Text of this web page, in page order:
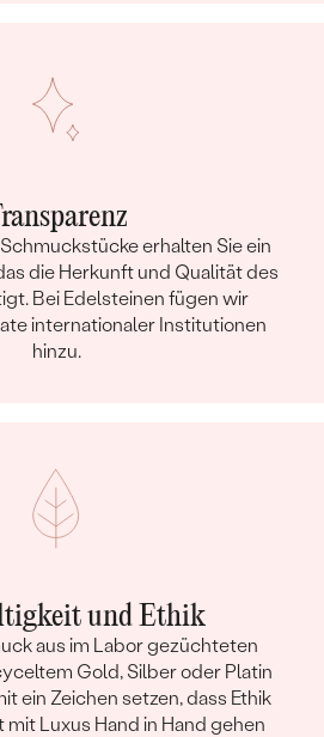
erhalten Sie ein
die Herkunft und Qualität des
Bei Edelsteinen fügen wir
internationaler Institutionen
hinzu.
und Ethik
aus im Labor gezüchteten
Gold, Silber oder Platin
ein Zeichen setzen, dass Ethik
Luxus Hand in Hand gehen